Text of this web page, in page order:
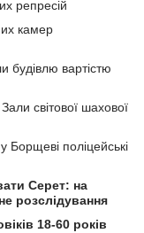
репресій
камер
будівлю вартістю
світової шахової
Борщеві поліцейські
Серет: на
розслідування
18-60 років